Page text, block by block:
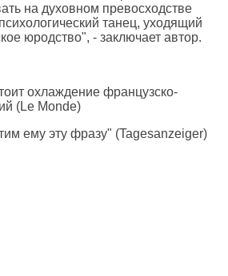
на духовном превосходстве
танец, уходящий
юродство", - заключает автор.
охлаждение французско-
(Le Monde)
ему эту фразу" (Tagesanzeiger)